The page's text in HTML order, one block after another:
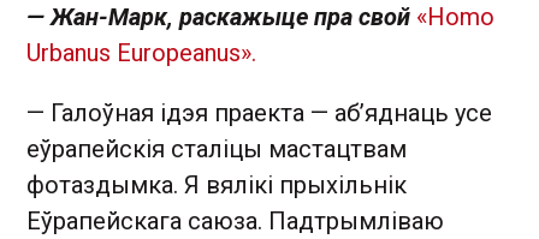
— Жан-Марк, раскажыце пра свой «Homo
Urbanus Europeanus».
— Галоўная ідэя праекта — аб’яднаць усе
еўрапейскія сталіцы мастацтвам
фотаздымка. Я вялікі прыхільнік
Еўрапейскага саюза. Падтрымліваю